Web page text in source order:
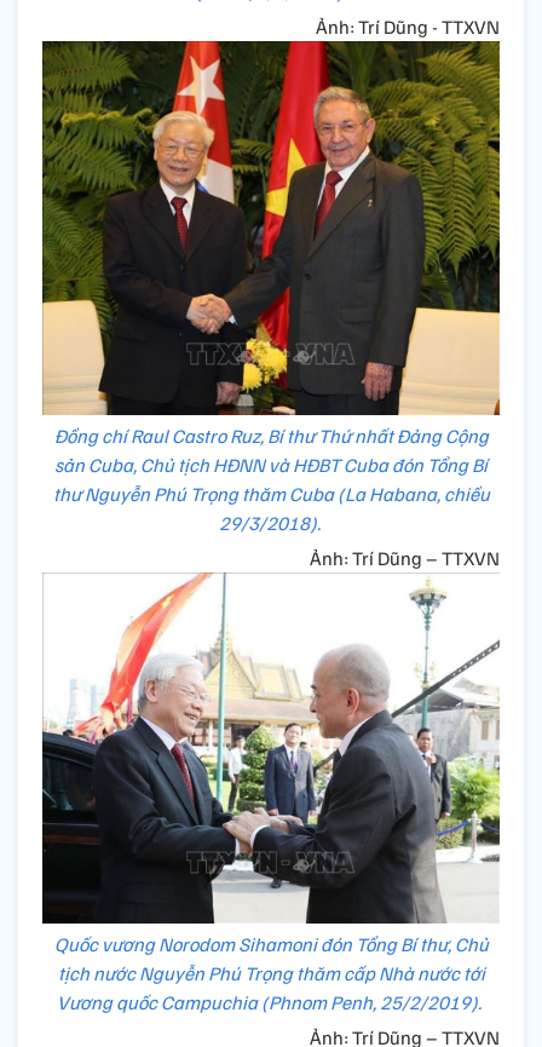
Ảnh: Trí Dũng - TTXVN
Đồng chí Raul Castro Ruz, Bí thư Thứ nhất Đảng Cộng
sản Cuba, Chủ tịch HĐNN và HĐBT Cuba đón Tổng Bí
thư Nguyễn Phú Trọng thăm Cuba (La Habana, chiều
29/3/2018).
Ảnh: Trí Dũng – TTXVN
Quốc vương Norodom Sihamoni đón Tổng Bí thư, Chủ
tịch nước Nguyễn Phú Trọng thăm cấp Nhà nước tới
Vương quốc Campuchia (Phnom Penh, 25/2/2019).
Ảnh: Trí Dũng – TTXVN